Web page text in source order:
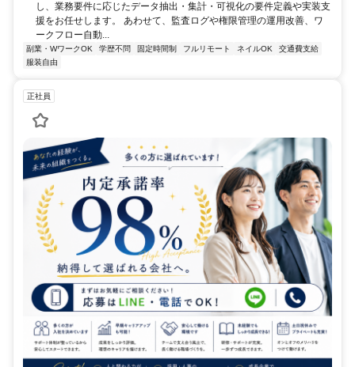
し、業務要件に応じたデータ抽出・集計・可視化の要件定義や実装支
援をお任せします。 あわせて、監査ログや権限管理の運用改善、ワ
ークフロー自動...
副業・WワークOK 学歴不問 固定時間制 フルリモート ネイルOK
交通費支給
服装自由
正社員